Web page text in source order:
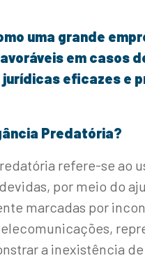
uma grande
em casos
eficazes e
Predatória?
refere-se ao
por meio do
marcadas por
a inexistência